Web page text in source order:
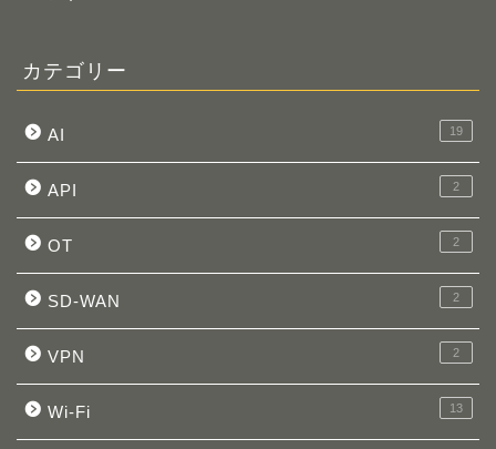
カテゴリー
AI 19
API 2
OT 2
SD-WAN 2
VPN 2
Wi-Fi 13